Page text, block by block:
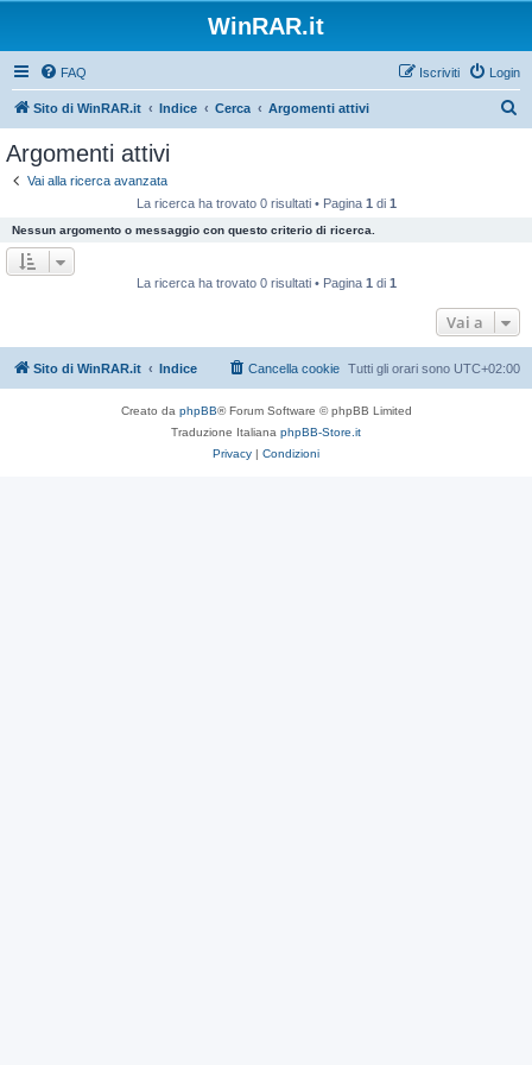
WinRAR.it
FAQ Login
Iscriviti
Sito di WinRAR.it Indice Cerca Argomenti attivi
Argomenti attivi
Vai alla ricerca avanzata
La ricerca ha trovato 0 risultati • Pagina 1 di 1
Nessun argomento o messaggio con questo criterio di ricerca.
La ricerca ha trovato 0 risultati • Pagina 1 di 1
Vai a
Sito di WinRAR.it Indice Tutti gli orari sono UTC+02:00
Cancella cookie
Creato da phpBB® Forum Software © phpBB Limited
Traduzione Italiana phpBB-Store.it
Privacy | Condizioni